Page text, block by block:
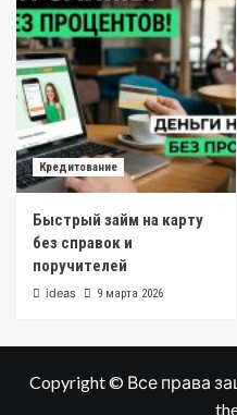
Кредитование
Быстрый займ на карту
без справок и
поручителей
ideas 9 марта 2026
Copyright © Все права